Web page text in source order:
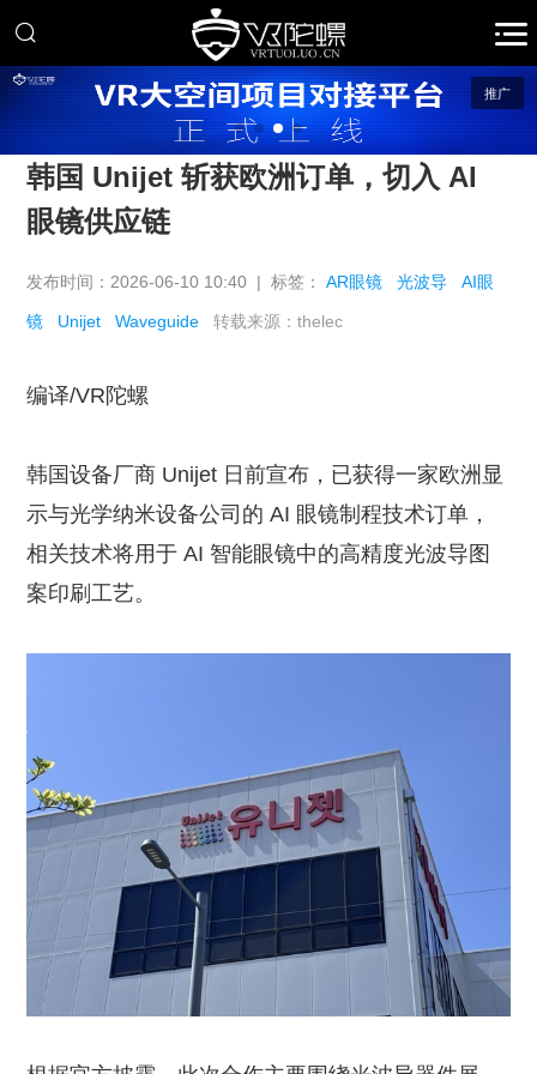
推广
韩国 Unijet 斩获欧洲订单，切入 AI
眼镜供应链
发布时间：2026-06-10 10:40 | 标签：AR眼镜 光波导 AI眼
镜 Unijet Waveguide 转载来源：thelec
编译/VR陀螺
韩国设备厂商 Unijet 日前宣布，已获得一家欧洲显
示与光学纳米设备公司的 AI 眼镜制程技术订单，
相关技术将用于 AI 智能眼镜中的高精度光波导图
案印刷工艺。